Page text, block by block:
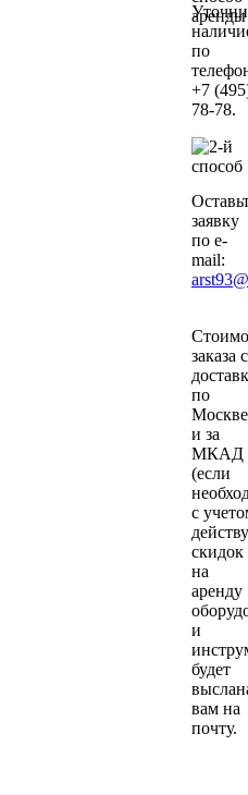
по
+7
78-78.
заявку
по e-
mail:
заказа с
по
Москве
и за
МКАД
(если
с
скидок
на
аренду
и
будет
вам на
почту.